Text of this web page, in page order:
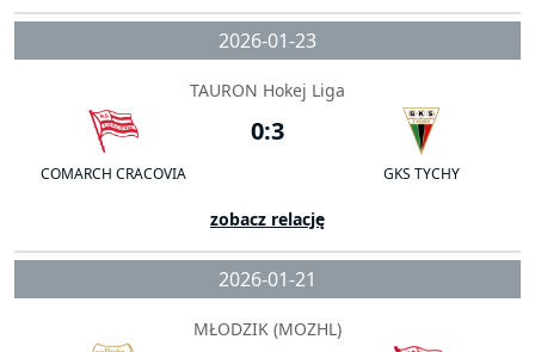
2026-01-23
TAURON Hokej Liga
COMARCH CRACOVIA
0:3
GKS TYCHY
zobacz relację
2026-01-21
MŁODZIK (MOZHL)